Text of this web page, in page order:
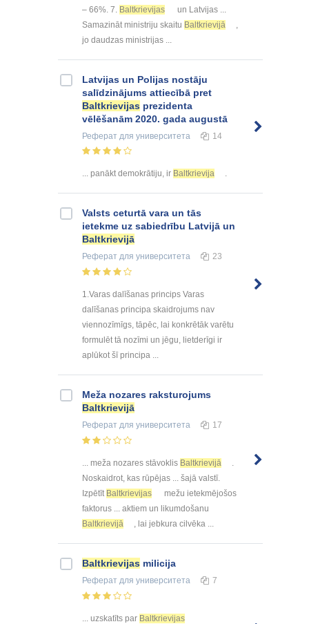
– 66%. 7. Baltkrievijas
un Latvijas ...
Samazināt ministriju skaitu Baltkrievijā
jo daudzas ministrijas ...
Latvijas un Polijas nostāju
salīdzinājums attiecībā pret
Baltkrievijas prezidenta
vēlēšanām 2020. gada augustā
Реферат для университета 14
... panākt demokrātiju, ir Baltkrievija .
Valsts ceturtā vara un tās
ietekme uz sabiedrību Latvijā un
Baltkrievijā
Реферат для университета 23
1.Varas dalīšanas princips Varas
dalīšanas principa skaidrojums nav
viennozīmīgs, tāpēc, lai konkrētāk varētu
formulēt tā nozīmi un jēgu, lietderīgi ir
aplūkot šī principa ...
Meža nozares raksturojums
Baltkrievijā
Реферат для университета 17
... meža nozares stāvoklis Baltkrievijā
.
Noskaidrot, kas rūpējas ... šajā valstī.
Izpētīt Baltkrievijas
mežu ietekmējošos
faktorus ... aktiem un likumdošanu
Baltkrievijā
, lai jebkura cilvēka ...
Baltkrievijas milicija
Реферат для университета 7
... uzskatīts par Baltkrievijas